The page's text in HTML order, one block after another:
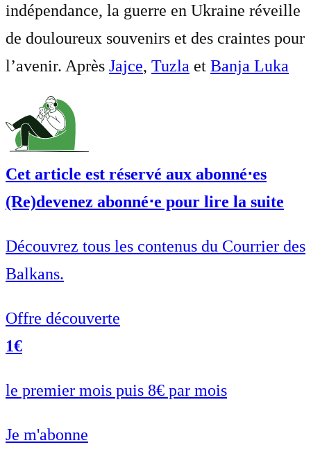
indépendance, la guerre en Ukraine réveille
de douloureux souvenirs et des craintes pour
l’avenir. Après Jajce, Tuzla et Banja Luka
Cet article est réservé aux abonné⋅es
(Re)devenez abonné⋅e pour lire la suite
Découvrez tous les contenus du Courrier des
Balkans.
Offre découverte
1€
le premier mois puis 8€ par mois
Je m'abonne